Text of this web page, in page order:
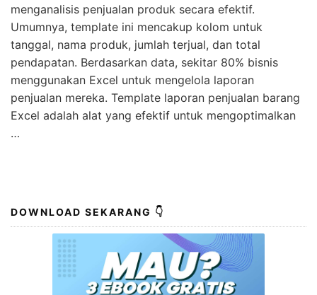
menganalisis penjualan produk secara efektif.
Umumnya, template ini mencakup kolom untuk
tanggal, nama produk, jumlah terjual, dan total
pendapatan. Berdasarkan data, sekitar 80% bisnis
menggunakan Excel untuk mengelola laporan
penjualan mereka. Template laporan penjualan barang
Excel adalah alat yang efektif untuk mengoptimalkan
…
DOWNLOAD SEKARANG 👇